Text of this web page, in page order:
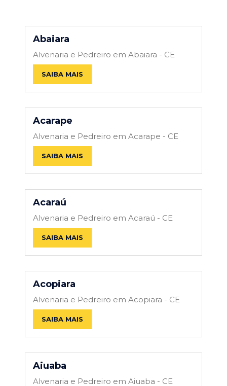
Abaiara
Alvenaria e Pedreiro em Abaiara - CE
SAIBA MAIS
Acarape
Alvenaria e Pedreiro em Acarape - CE
SAIBA MAIS
Acaraú
Alvenaria e Pedreiro em Acaraú - CE
SAIBA MAIS
Acopiara
Alvenaria e Pedreiro em Acopiara - CE
SAIBA MAIS
Aiuaba
Alvenaria e Pedreiro em Aiuaba - CE